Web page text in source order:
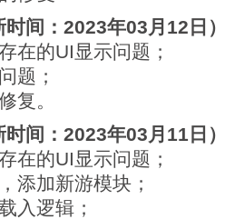
时间：2023年03月12日
在的UI显示问题；
题；
复。
时间：2023年03月11日
在的UI显示问题；
添加新游模块；
入逻辑；